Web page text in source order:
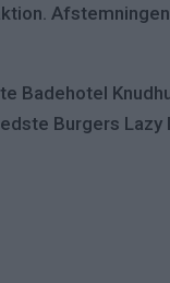
Badehotel
Burgers Lazy